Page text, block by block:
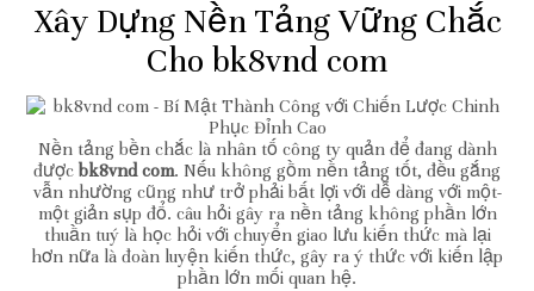
Xây Dựng Nền Tảng Vững Chắc
Cho bk8vnd com
Nền tảng bền chắc là nhân tố công ty quản để đang dành
được bk8vnd com. Nếu không gồm nền tảng tốt, đều gắng
vẫn nhường cũng như trở phải bất lợi với dễ dàng với một-
một giản sụp đổ. câu hỏi gây ra nền tảng không phần lớn
thuần tuý là học hỏi với chuyển giao lưu kiến thức mà lại
hơn nữa là đoàn luyện kiến thức, gây ra ý thức với kiến lập
phần lớn mối quan hệ.